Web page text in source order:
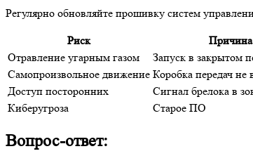
Регулярно обновляйте прошивку систем
Риск Причина
Отравление угарным газом
Запуск в закрытом
Самопроизвольное движение Коробка передач не
Доступ посторонних
Сигнал брелока в
Киберугроза
Старое ПО
Вопрос-ответ: